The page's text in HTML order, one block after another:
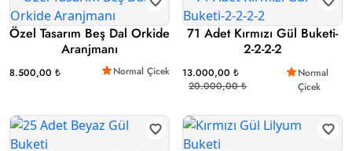
Özel Tasarım Beş Dal Orkide
Aranjmanı
8.500,00 ₺ Normal Çicek
71 Adet Kırmızı Gül Buketi-
2-2-2-2
13.000,00 ₺
20.000,00 ₺
Normal
Çicek